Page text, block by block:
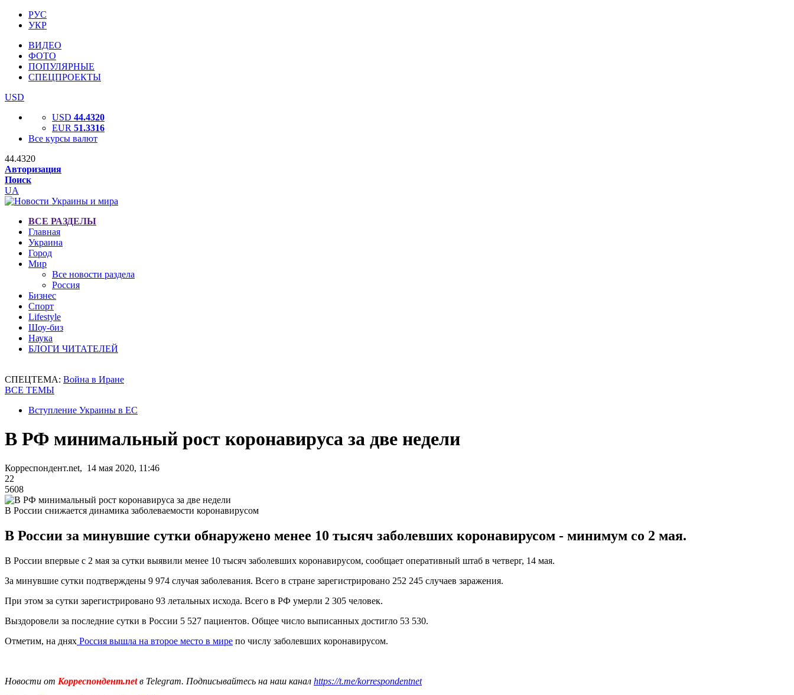
РУС
УКР
ВИДЕО
ФОТО
ПОПУЛЯРНЫЕ
СПЕЦПРОЕКТЫ
USD
USD 44.4320
EUR 51.3316
Все курсы валют
44.4320
Авторизация
Поиск
UA
ВСЕ РАЗДЕЛЫ
Главная
Украина
Город
Мир
Все новости раздела
Россия
Бизнес
Спорт
Lifestyle
Шоу-биз
Наука
БЛОГИ ЧИТАТЕЛЕЙ
СПЕЦТЕМА: Война в Иране
ВСЕ ТЕМЫ
Вступление Украины в ЕС
В РФ минимальный рост коронавируса за две недели
Корреспондент.net, 14 мая 2020, 11:46
22
5608
В России снижается динамика заболеваемости коронавирусом
В России за минувшие сутки обнаружено менее 10 тысяч заболевших коронавирусом - минимум со 2 мая.
В России впервые с 2 мая за сутки выявили менее 10 тысяч заболевших коронавирусом, сообщает оперативный штаб в четверг, 14 мая.
За минувшие сутки подтверждены 9 974 случая заболевания. Всего в стране зарегистрировано 252 245 случаев заражения.
При этом за сутки зарегистрировано 93 летальных исхода. Всего в РФ умерли 2 305 человек.
Выздоровели за последние сутки в России 5 527 пациентов. Общее число выписанных достигло 53 530.
Отметим, на днях Россия вышла на второе место в мире по числу заболевших коронавирусом.
Новости от Корреспондент.netв Telegram. Подписывайтесь на наш канал https://t.me/korrespondentnet